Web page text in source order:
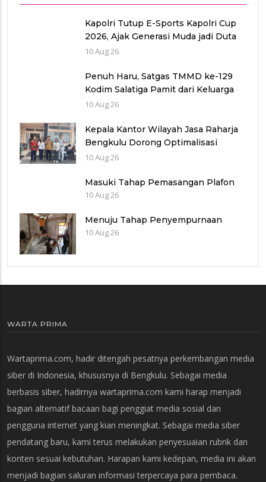
Kapolri Tutup E-Sports Kapolri Cup
2026, Ajak Generasi Muda jadi Duta
Kamtibmas dan Aktif Laporkan
10 Aug 26
Penuh Haru, Satgas TMMD ke-129
Kodim Salatiga Pamit dari Keluarga
Penerima RTLH di Tengaran
10 Aug 26
Kepala Kantor Wilayah Jasa Raharja
Bengkulu Dorong Optimalisasi
Pendapatan Saat Kunjungi Uptd
10 Aug 26
Masuki Tahap Pemasangan Plafon
10 Aug 26
Menuju Tahap Penyempurnaan
10 Aug 26
WARTA PRIMA
Wartaprima.com, hadir ditengah pesatnya perkembangan media
siber di Indonesia, khususnya di Bengkulu. Sebagai media
berbasis siber, hadirnya wartaprima.com kami harap menjadi
bagian alternatif bacaan bagi penggiat media sosial dan
pengguna internet yang kian meningkat. Sebagai media siber
pendatang baru, kami terus melakukan penyesuaian rubrik dan
konten sesuai kebutuhan. Harapan kami kedepan, media ini akan
menjadi bagian saluran informasi terpercaya para pembaca.